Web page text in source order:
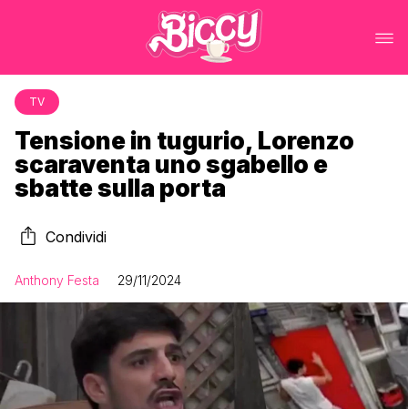
TV
Tensione in tugurio, Lorenzo
scaraventa uno sgabello e
sbatte sulla porta
Condividi
Anthony Festa 29/11/2024